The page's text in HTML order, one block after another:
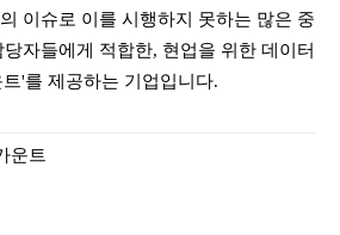
이슈로 이를 시행하지 못하는 많은 중
자들에게 적합한, 현업을 위한 데이터
'를 제공하는 기업입니다.
운트